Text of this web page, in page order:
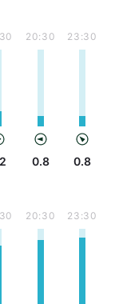
20:30
0.8
23:30
0.8
20:30 23:30